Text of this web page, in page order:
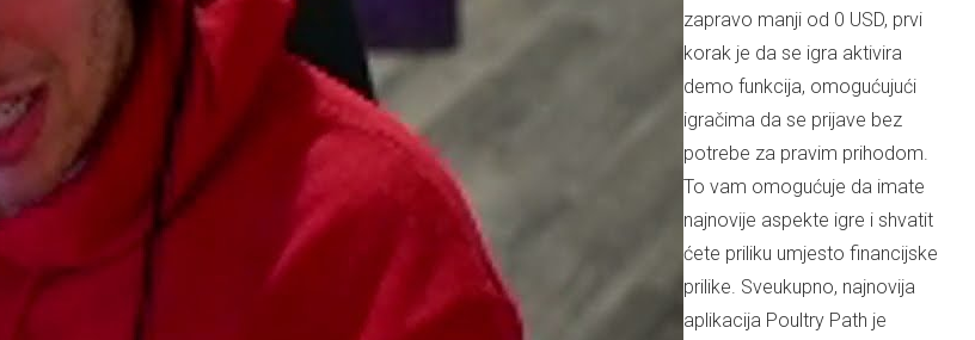
zapravo manji od 0 USD, prvi
korak je da se igra aktivira
demo funkcija, omogućujući
igračima da se prijave bez
potrebe za pravim prihodom.
To vam omogućuje da imate
najnovije aspekte igre i shvatit
ćete priliku umjesto financijske
prilike. Sveukupno, najnovija
aplikacija Poultry Path je